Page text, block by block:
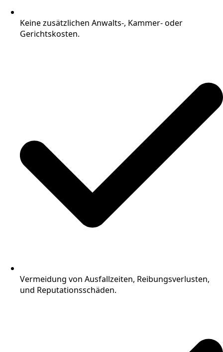
Keine zusätzlichen Anwalts-, Kammer- oder
Gerichtskosten.
Vermeidung von Ausfallzeiten, Reibungsverlusten,
und Reputationsschäden.